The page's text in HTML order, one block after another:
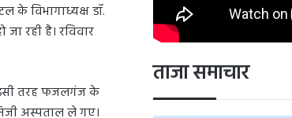
के विभागाध्यक्ष डॉ.
रही है। रविवार
इसी तरह फजलगंज के
अस्पताल ले गए।
ताजा समाचार